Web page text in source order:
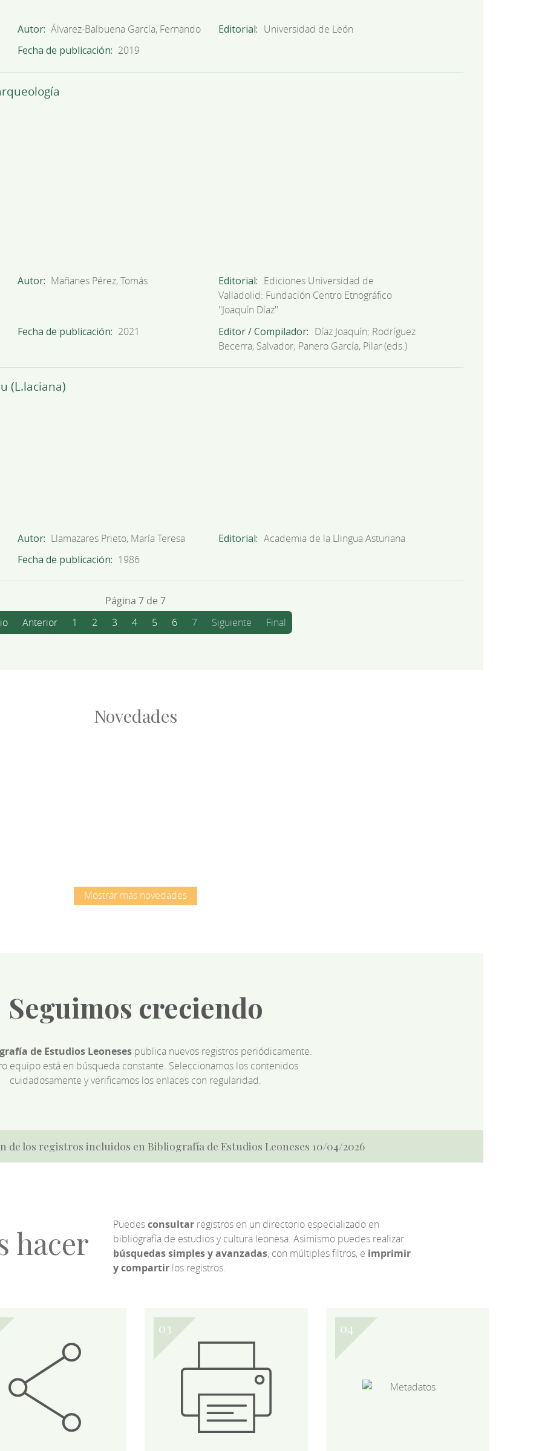
Autor Álvarez-Balbuena García, Fernando Editorial
Universidad de León
Fecha de publicación
2019
Autor Mañanes Pérez, Tomás Editorial
Ediciones Universidad de
Valladolid: Fundación Centro Etnográfico
''Joaquín Díaz''
Fecha de publicación
2021 Editor / Compilador
Díaz Joaquín; Rodríguez
Becerra, Salvador; Panero García, Pilar (eds.)
(L.laciana)
Autor Llamazares Prieto, María Teresa Editorial
Academia de la Llingua Asturiana
Fecha de publicación
1986
Página 7 de 7
Anterior 1 2 3 4 5 6 7 Siguiente Final
Novedades
Mostrar más novedades
Seguimos creciendo
de Estudios Leonesespublica nuevos registros periódicamente.
equipo está en búsqueda constante. Seleccionamos los contenidos
cuidadosamente y verificamos los enlaces con regularidad.
de los registros incluidos en Bibliografía de Estudios Leoneses 10/04/2026
hacer Puedesconsultarregistros en un directorio especializado en
bibliografía de estudios y cultura leonesa. Asimismo puedes realizar
búsquedas simples y avanzadas, con múltiples filtros, e imprimir
y compartirlos registros.